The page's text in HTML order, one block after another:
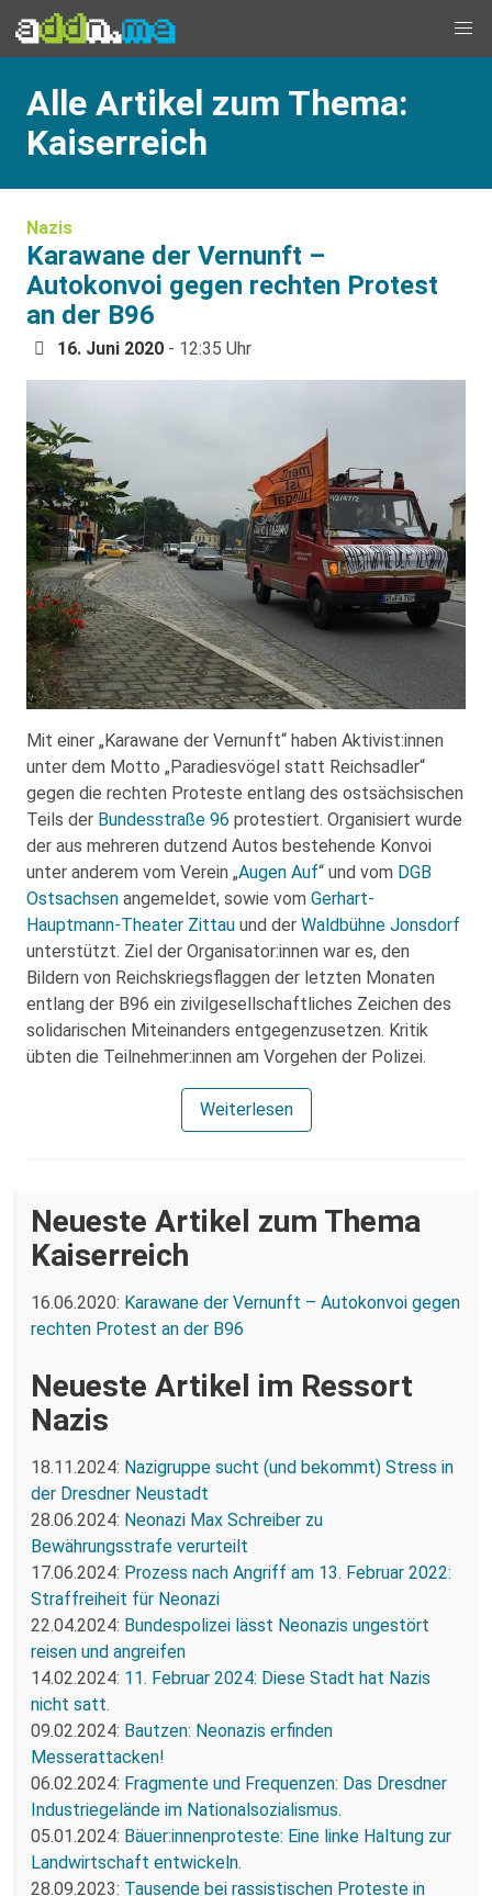
Alle Artikel zum Thema:
Kaiserreich
Nazis
Karawane der Vernunft –
Autokonvoi gegen rechten Protest
an der B96
16. Juni 2020 - 12:35 Uhr
Mit einer „Karawane der Vernunft“ haben Aktivist:innen
unter dem Motto „Paradiesvögel statt Reichsadler“
gegen die rechten Proteste entlang des ostsächsischen
Teils der Bundesstraße 96 protestiert. Organisiert wurde
der aus mehreren dutzend Autos bestehende Konvoi
unter anderem vom Verein „Augen Auf“ und vom DGB
Ostsachsen angemeldet, sowie vom Gerhart-
Hauptmann-Theater Zittau und der Waldbühne Jonsdorf
unterstützt. Ziel der Organisator:innen war es, den
Bildern von Reichskriegsflaggen der letzten Monaten
entlang der B96 ein zivilgesellschaftliches Zeichen des
solidarischen Miteinanders entgegenzusetzen. Kritik
übten die Teilnehmer:innen am Vorgehen der Polizei.
Weiterlesen
Neueste Artikel zum Thema
Kaiserreich
16.06.2020: Karawane der Vernunft – Autokonvoi gegen
rechten Protest an der B96
Neueste Artikel im Ressort
Nazis
18.11.2024: Nazigruppe sucht (und bekommt) Stress in
der Dresdner Neustadt
28.06.2024: Neonazi Max Schreiber zu
Bewährungsstrafe verurteilt
17.06.2024: Prozess nach Angriff am 13. Februar 2022:
Straffreiheit für Neonazi
22.04.2024: Bundespolizei lässt Neonazis ungestört
reisen und angreifen
14.02.2024: 11. Februar 2024: Diese Stadt hat Nazis
nicht satt.
09.02.2024: Bautzen: Neonazis erfinden
Messerattacken!
06.02.2024: Fragmente und Frequenzen: Das Dresdner
Industriegelände im Nationalsozialismus.
05.01.2024: Bäuer:innenproteste: Eine linke Haltung zur
Landwirtschaft entwickeln.
28.09.2023: Tausende bei rassistischen Proteste in